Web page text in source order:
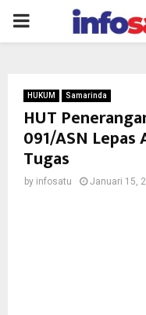
PRIMARY
HUKUM Samarinda
HUT
091/ASN
Tugas
by infosatu Januari 15,